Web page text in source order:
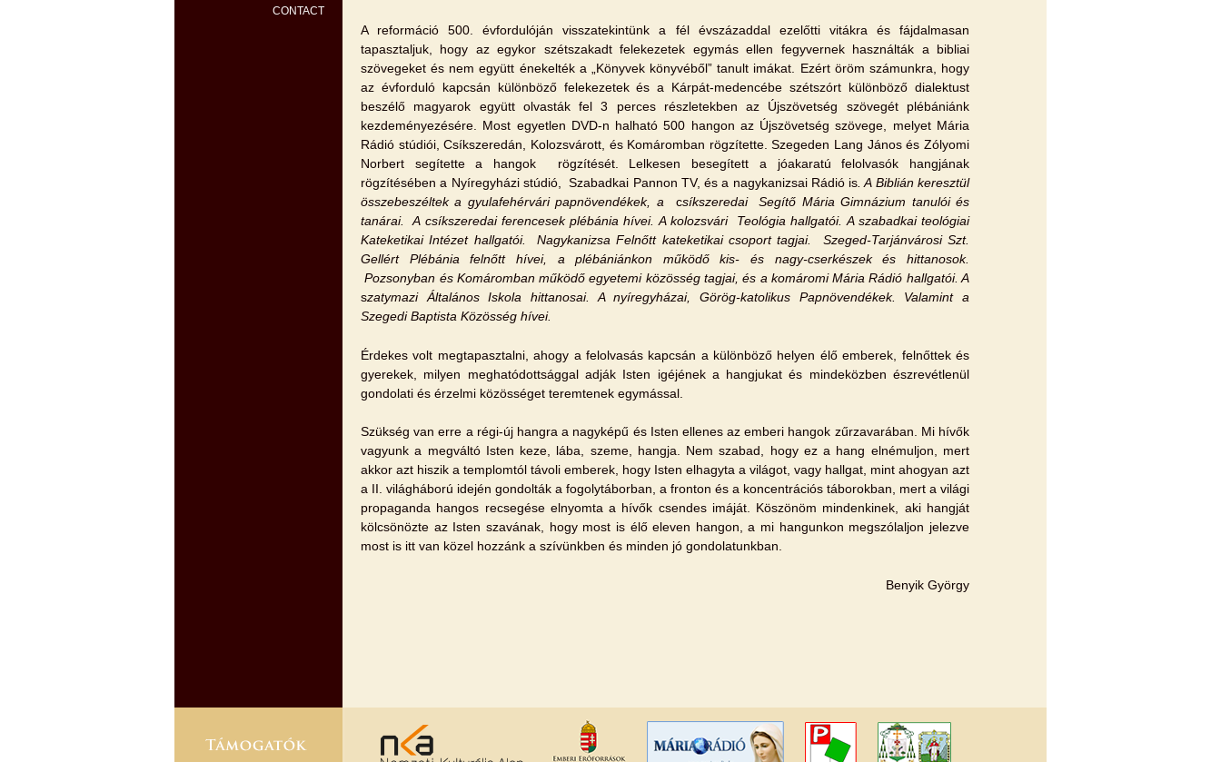
A reformáció 500. évfordulóján visszatekintünk a fél évszázaddal ezelőtti vitákra és fájdalmasan
tapasztaljuk, hogy az egykor szétszakadt felekezetek egymás ellen fegyvernek használták a bibliai
szövegeket és nem együtt énekelték a „Könyvek könyvéből” tanult imákat. Ezért öröm számunkra, hogy
az évforduló kapcsán különböző felekezetek és a Kárpát-medencébe szétszórt különböző dialektust
beszélő magyarok együtt olvasták fel 3 perces részletekben az Újszövetség szövegét plébániánk
kezdeményezésére. Most egyetlen DVD-n halható 500 hangon az Újszövetség szövege, melyet Mária
Rádió stúdiói, Csíkszeredán, Kolozsvárott, és Komáromban rögzítette. Szegeden Lang János és Zólyomi
Norbert segítette a hangok rögzítését. Lelkesen besegített a jóakaratú felolvasók hangjának
rögzítésében a Nyíregyházi stúdió, Szabadkai Pannon TV, és a nagykanizsai Rádió is . A Biblián keresztül
összebeszéltek a gyulafehérvári papnövendékek, a
csíkszeredai Segítő Mária Gimnázium tanulói és
tanárai. A csíkszeredai ferencesek plébánia hívei. A kolozsvári Teológia hallgatói. A szabadkai teológiai
Kateketikai Intézet hallgatói.
Nagykanizsa Felnőtt kateketikai csoport tagjai.
Szeged-Tarjánvárosi Szt.
Gellért Plébánia felnőtt hívei, a plébániánkon működő kis- és nagy-cserkészek és hittanosok.
Pozsonyban és Komáromban működő egyetemi közösség tagjai, és a komáromi Mária Rádió hallgatói. A
szatymazi Általános Iskola hittanosai. A nyíregyházai, Görög-katolikus Papnövendékek. Valamint a
Szegedi Baptista Közösség hívei.
Érdekes volt megtapasztalni, ahogy a felolvasás kapcsán a különböző helyen élő emberek, felnőttek és
gyerekek, milyen meghatódottsággal adják Isten igéjének a hangjukat és mindeközben észrevétlenül
gondolati és érzelmi közösséget teremtenek egymással.
Szükség van erre a régi-új hangra a nagyképű és Isten ellenes az emberi hangok zűrzavarában. Mi hívők
vagyunk a megváltó Isten keze, lába, szeme, hangja. Nem szabad, hogy ez a hang elnémuljon, mert
akkor azt hiszik a templomtól távoli emberek, hogy Isten elhagyta a világot, vagy hallgat, mint ahogyan azt
a II. világháború idején gondolták a fogolytáborban, a fronton és a koncentrációs táborokban, mert a világi
propaganda hangos recsegése elnyomta a hívők csendes imáját. Köszönöm mindenkinek, aki hangját
kölcsönözte az Isten szavának, hogy most is élő eleven hangon, a mi hangunkon megszólaljon jelezve
most is itt van közel hozzánk a szívünkben és minden jó gondolatunkban.
Benyik György
CONTACT